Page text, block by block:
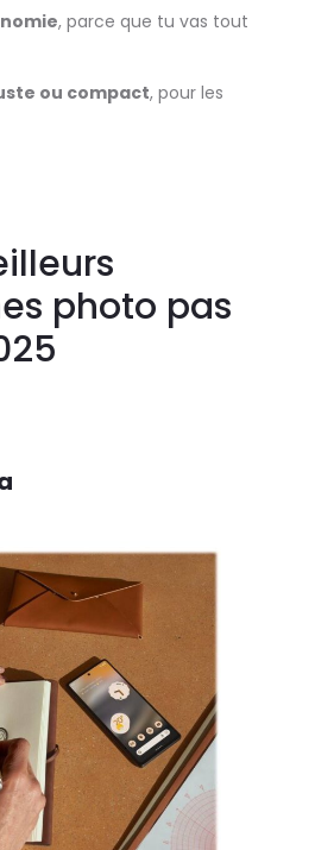
, parce que tu vas tout
ou compact, pour les
photo pas